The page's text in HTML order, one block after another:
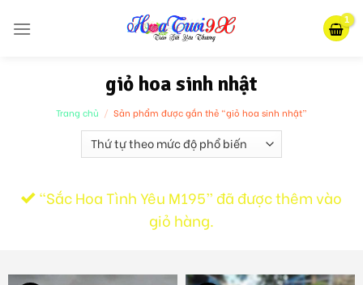
giỏ hoa sinh nhật
Trang chủ / Sản phẩm được gắn thẻ “giỏ hoa sinh nhật”
“Sắc Hoa Tình Yêu M195” đã được thêm vào
giỏ hàng.